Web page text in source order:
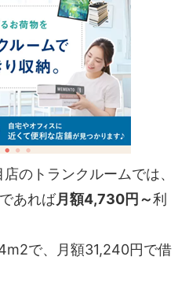
のトランクルームでは、
あれば月額4,730円～利
で、月額31,240円で借